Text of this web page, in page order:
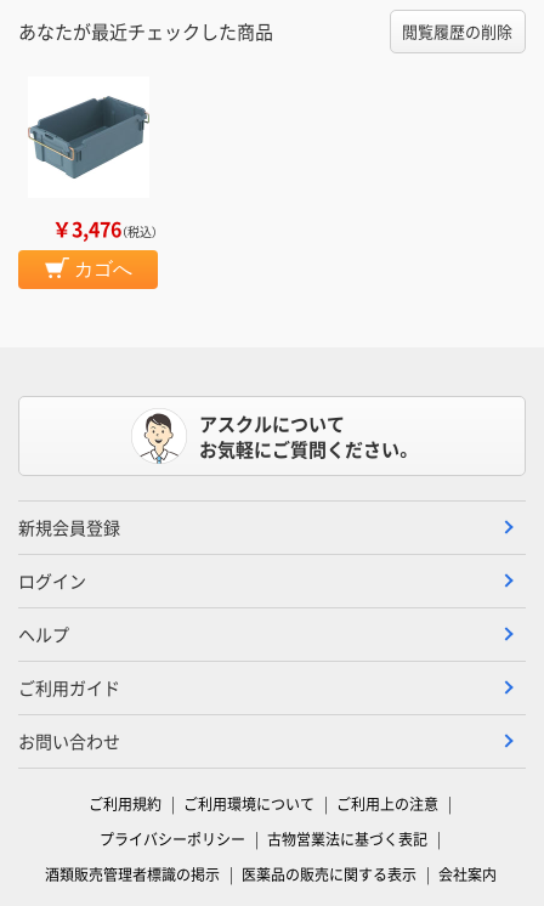
あなたが最近チェックした商品 閲覧履歴の削除
￥3,476（税込）
カゴへ
アスクルについて
お気軽にご質問ください。
新規会員登録
ログイン
ヘルプ
ご利用ガイド
お問い合わせ
ご利用規約 ご利用環境について
ご利用上の注意
プライバシーポリシー
古物営業法に基づく表記
酒類販売管理者標識の掲示
医薬品の販売に関する表示 会社案内